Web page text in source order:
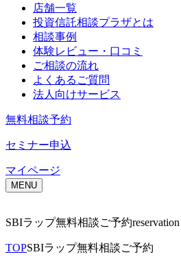
店舗一覧
投資信託相談プラザとは
相談事例
体験レビュー・口コミ
ご相談の流れ
よくあるご質問
法人向けサービス
無料相談予約
セミナー申込
マイページ
MENU
SBIラップ無料相談ご予約reservation
TOPSBIラップ無料相談ご予約